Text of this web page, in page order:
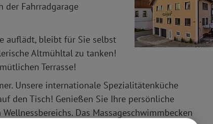
der Fahrradgarage
auflädt, bleibt für Sie selbst
Altmühltal zu tanken!
Terrasse!
Unsere internationale Spezialitätenküche
den Tisch! Genießen Sie Ihre persönliche
Das Massageschwimmbecken